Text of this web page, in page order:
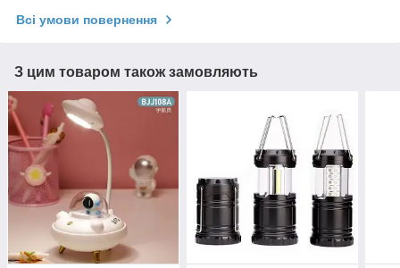
Всі умови повернення
З цим товаром також замовляють